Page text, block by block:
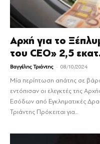
Αρχή για το
του CEO» 2,5
Βαγγέλης Τριάντης - 08/10/2024
Μία περίπτωση απάτης σε
εντόπισαν οι ελεγκτές της
Εσόδων από Εγκληματικές
Τριάντης Πρόκειται για...